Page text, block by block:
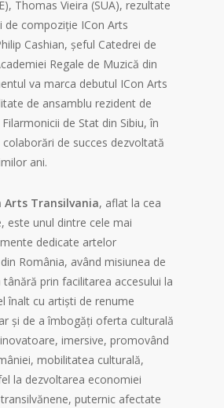
Thomas Vieira (SUA), rezultate
de compoziție ICon Arts
Cashian, șeful Catedrei de
Regale de Muzică din
va marca debutul ICon Arts
de ansamblu rezident de
de Stat din Sibiu, în
de succes dezvoltată
ani.
Arts Transilvania, aflat la cea
este unul dintre cele mai
dedicate artelor
România, având misiunea de
tânără prin facilitarea accesului la
înalt cu artiști de renume
și de a îmbogăți oferta culturală
imersive, promovând
mobilitatea culturală,
la dezvoltarea economiei
puternic afectate